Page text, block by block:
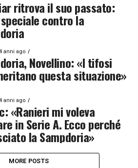
ritrova il suo passato:
contro la
anni ago
Novellino: «I tifosi
questa situazione»
anni ago
«Ranieri mi voleva
in Serie A. Ecco perché
la Sampdoria»
MORE POSTS